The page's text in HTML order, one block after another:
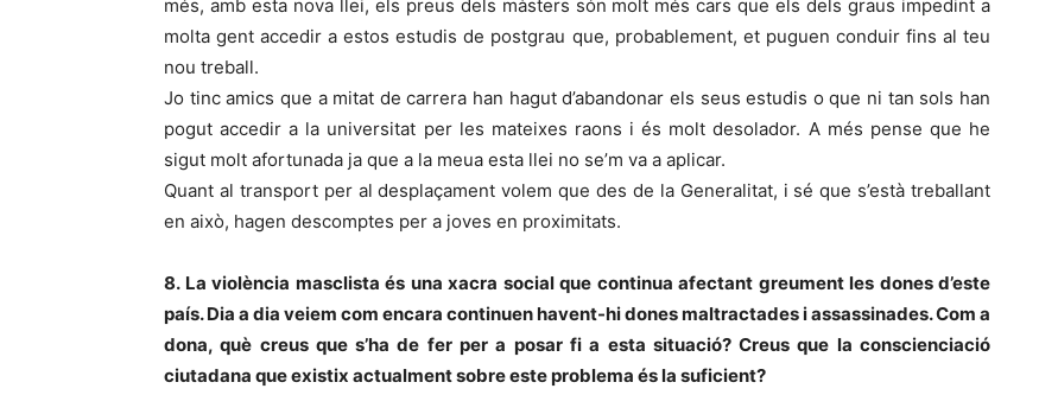
més, amb esta nova llei, els preus dels màsters són molt més cars que els dels graus impedint a
molta gent accedir a estos estudis de postgrau que, probablement, et puguen conduir fins al teu
nou treball.
Jo tinc amics que a mitat de carrera han hagut d’abandonar els seus estudis o que ni tan sols han
pogut accedir a la universitat per les mateixes raons i és molt desolador. A més pense que he
sigut molt afortunada ja que a la meua esta llei no se’m va a aplicar.
Quant al transport per al desplaçament volem que des de la Generalitat, i sé que s’està treballant
en això, hagen descomptes per a joves en proximitats.
8. La violència masclista és una xacra social que continua afectant greument les dones d’este
país. Dia a dia veiem com encara continuen havent-hi dones maltractades i assassinades. Com a
dona, què creus que s’ha de fer per a posar fi a esta situació? Creus que la conscienciació
ciutadana que existix actualment sobre este problema és la suficient?